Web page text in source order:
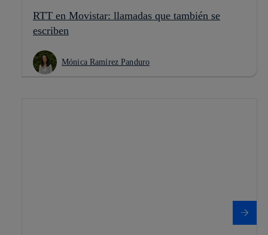
RTT en Movistar: llamadas que también se
escriben
Mónica Ramírez Panduro